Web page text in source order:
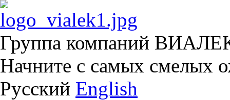
Группа компаний
Начните с самых смелых
Русский English